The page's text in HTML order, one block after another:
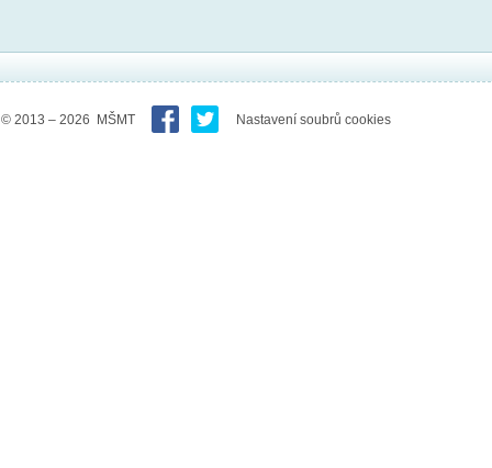
© 2013 – 2026 MŠMT Nastavení soubrů cookies